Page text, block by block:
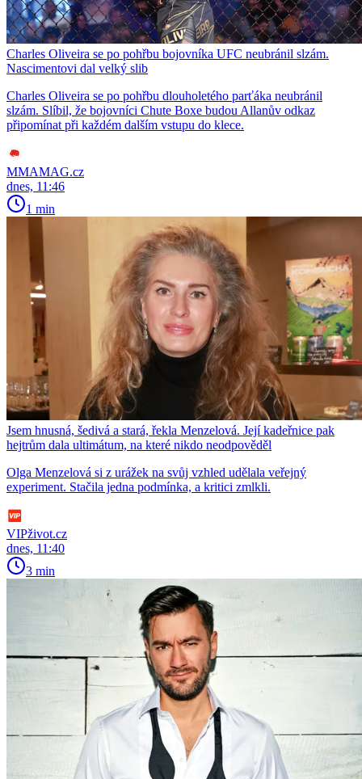
Charles Oliveira se po pohřbu bojovníka UFC neubránil slzám.
Nascimentovi dal velký slib
Charles Oliveira se po pohřbu dlouholetého parťáka neubránil
slzám. Slíbil, že bojovníci Chute Boxe budou Allanův odkaz
připomínat při každém dalším vstupu do klece.
MMAMAG.cz
dnes, 11:46
1 min
Jsem hnusná, šedivá a stará, řekla Menzelová. Její kadeřnice pak
hejtrům dala ultimátum, na které nikdo neodpověděl
Olga Menzelová si z urážek na svůj vzhled udělala veřejný
experiment. Stačila jedna podmínka, a kritici zmlkli.
VIPživot.cz
dnes, 11:40
3 min